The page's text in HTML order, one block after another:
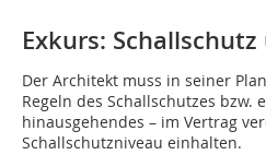
Exkurs:
Der Architekt muss in seiner
Regeln des Schallschutzes bzw.
hinausgehendes – im Vertrag
Schallschutzniveau einhalten.